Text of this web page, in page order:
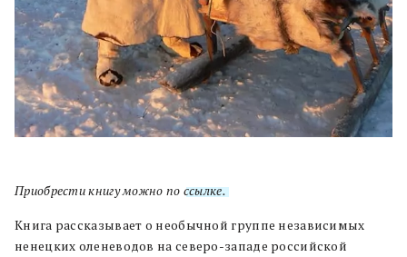
Приобрести книгу можно по ссылке.
Книга рассказывает о необычной группе независимых
ненецких оленеводов на северо-западе российской